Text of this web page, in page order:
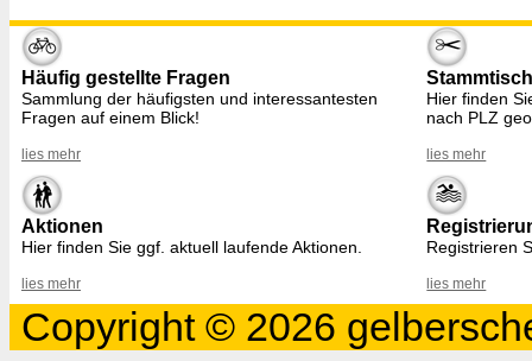
Häufig gestellte Fragen
Sammlung der häufigsten und interessantesten
Fragen auf einem Blick!
lies mehr
Hier finden
nach PLZ
lies mehr
Aktionen
Hier finden Sie ggf. aktuell laufende Aktionen.
lies mehr
Registrieren
lies mehr
Copyright © 2026